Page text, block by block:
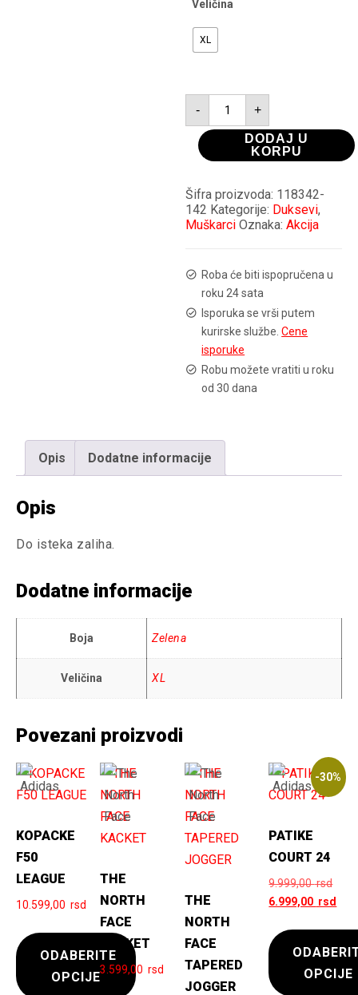
Veličina
XL
-
ALPHA
INDUSTRIES
DUKS
količina
+
DODAJ U
KORPU
Šifra proizvoda: 118342-
142 Kategorije: Duksevi,
Muškarci Oznaka:Akcija
Roba će biti ispopručena u
roku 24 sata
Isporuka se vrši putem
kurirske službe.Cene
isporuke
Robu možete vratiti u roku
od 30 dana
Opis Dodatne informacije
Opis
Do isteka zaliha.
Dodatne informacije
Boja Zelena
Veličina XL
Povezani proizvodi
KOPACKE
F50
LEAGUE
10.599,00 rsd
ODABERITE
OPCIJE
THE
NORTH
FACE
KACKET
3.599,00 rsd
THE
NORTH
FACE
TAPERED
JOGGER
-30%
PATIKE
COURT 24
9.999,00rsd
cena
rsd.
6.999,00 rsd
rsd.
OPCIJE